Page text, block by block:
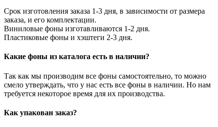
Срок изготовления заказа 1-3 дня, в зависимости от размера
заказа, и его комплектации.
Виниловые фоны изготавливаются 1-2 дня.
Пластиковые фоны и хэштеги 2-3 дня.
Какие фоны из каталога есть в наличии?
Так как мы производим все фоны самостоятельно, то можно
смело утверждать, что у нас есть все фоны в наличии. Но нам
требуется некоторое время для их производства.
Как упакован заказ?